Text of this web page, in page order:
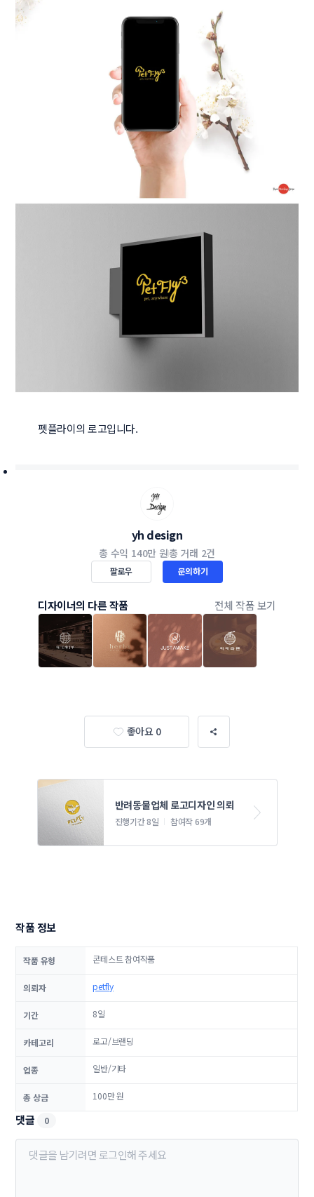
펫플라이의 로고입니다.
yh design
총 수익 140만 원총 거래 2건
팔로우 문의하기
디자이너의 다른 작품 전체 작품 보기
좋아요 0
반려동물업체 로고디자인 의뢰
진행기간 8일 참여작 69개
작품 정보
작품 유형 콘테스트 참여작품
의뢰자 petfly
기간 8일
카테고리 로고/브랜딩
업종 일반/기타
총 상금 100만 원
댓글 0